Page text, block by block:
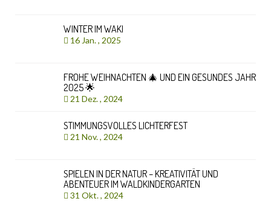
WINTER IM WAKI
16 Jan. , 2025
FROHE WEIHNACHTEN 🎄 UND EIN GESUNDES JAHR
2025 🌟
21 Dez. , 2024
STIMMUNGSVOLLES LICHTERFEST
21 Nov. , 2024
SPIELEN IN DER NATUR – KREATIVITÄT UND
ABENTEUER IM WALDKINDERGARTEN
31 Okt. , 2024